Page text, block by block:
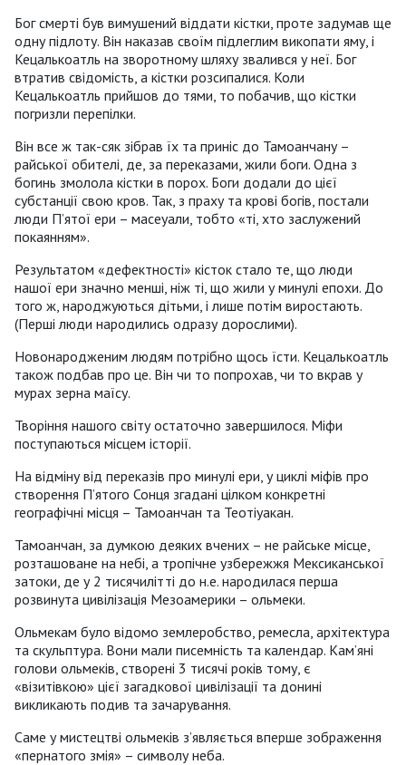
Бог смерті був вимушений віддати кістки, проте задумав ще
одну підлоту. Він наказав своїм підлеглим викопати яму, і
Кецалькоатль на зворотному шляху звалився у неї. Бог
втратив свідомість, а кістки розсипалися. Коли
Кецалькоатль прийшов до тями, то побачив, що кістки
погризли перепілки.
Він все ж так-сяк зібрав їх та приніс до Тамоанчану –
райської обителі, де, за переказами, жили боги. Одна з
богинь змолола кістки в порох. Боги додали до цієї
субстанції свою кров. Так, з праху та крові богів, постали
люди П’ятої ери – масеуали, тобто «ті, хто заслужений
покаянням».
Результатом «дефектності» кісток стало те, що люди
нашої ери значно менші, ніж ті, що жили у минулі епохи. До
того ж, народжуються дітьми, і лише потім виростають.
(Перші люди народились одразу дорослими).
Новонародженим людям потрібно щось їсти. Кецалькоатль
також подбав про це. Він чи то попрохав, чи то вкрав у
мурах зерна маїсу.
Творіння нашого світу остаточно завершилося. Міфи
поступаються місцем історії.
На відміну від переказів про минулі ери, у циклі міфів про
створення П’ятого Сонця згадані цілком конкретні
географічні місця – Тамоанчан та Теотіуакан.
Тамоанчан, за думкою деяких вчених – не райське місце,
розташоване на небі, а тропічне узбережжя Мексиканської
затоки, де у 2 тисячилітті до н.е. народилася перша
розвинута цивілізація Мезоамерики – ольмеки.
Ольмекам було відомо землеробство, ремесла, архітектура
та скульптура. Вони мали писемність та календар. Кам’яні
голови ольмеків, створені 3 тисячі років тому, є
«візитівкою» цієї загадкової цивілізації та донині
викликають подив та зачарування.
Саме у мистецтві ольмеків з’являється вперше зображення
«пернатого змія» – символу неба.